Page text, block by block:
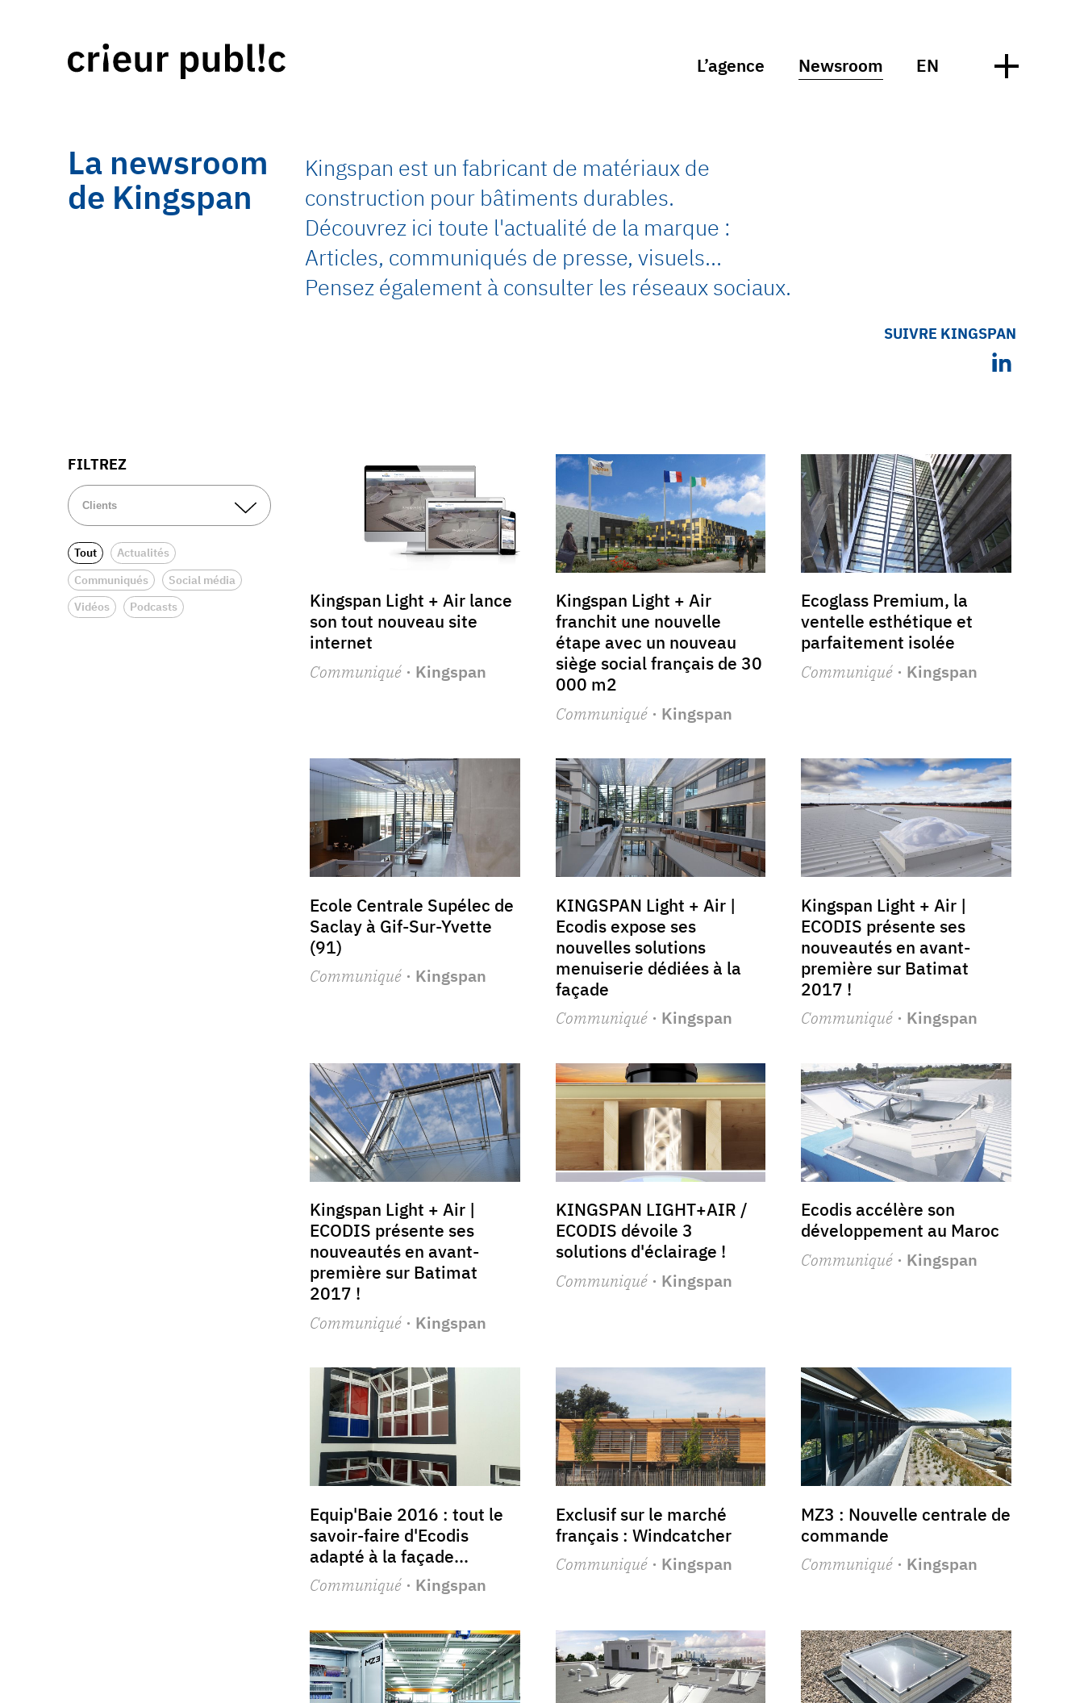
L’agence Newsroom EN
La newsroom
de Kingspan
Kingspan est un fabricant de matériaux de
construction pour bâtiments durables.
Découvrez ici toute l'actualité de la marque :
Articles, communiqués de presse, visuels…
Pensez également à consulter les réseaux sociaux.
SUIVRE KINGSPAN
FILTREZ
Tout
Actualités
Communiqués
Social média
Vidéos
Podcasts
Kingspan Light + Air lance
son tout nouveau site
internet
Communiqué · Kingspan
Kingspan Light + Air
franchit une nouvelle
étape avec un nouveau
siège social français de 30
000 m2
Communiqué· Kingspan
Ecoglass Premium, la
ventelle esthétique et
parfaitement isolée
Communiqué· Kingspan
Ecole Centrale Supélec de
Saclay à Gif-Sur-Yvette
(91)
Communiqué · Kingspan
KINGSPAN Light + Air |
Ecodis expose ses
nouvelles solutions
menuiserie dédiées à la
façade
Communiqué· Kingspan
Kingspan Light + Air |
ECODIS présente ses
nouveautés en avant-
première sur Batimat
2017 !
Communiqué· Kingspan
Kingspan Light + Air |
ECODIS présente ses
nouveautés en avant-
première sur Batimat
2017 !
Communiqué · Kingspan
KINGSPAN LIGHT+AIR /
ECODIS dévoile 3
solutions d'éclairage !
Communiqué· Kingspan
Ecodis accélère son
développement au Maroc
Communiqué· Kingspan
Equip'Baie 2016 : tout le
savoir-faire d'Ecodis
adapté à la façade...
Communiqué · Kingspan
Exclusif sur le marché
français : Windcatcher
Communiqué· Kingspan
MZ3 : Nouvelle centrale de
commande
Communiqué· Kingspan